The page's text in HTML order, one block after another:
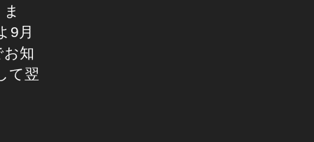
9月
知
て翌